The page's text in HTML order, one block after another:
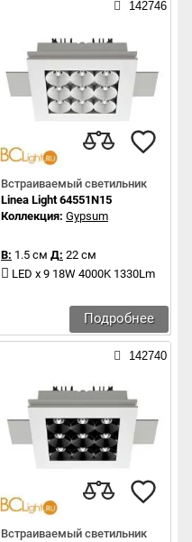
142746
Встраиваемый светильник
Linea Light 64551N15
Коллекция: Gypsum
В: 1.5 см Д: 22 см
LED x 9 18W 4000K 1330Lm
Подробнее
142740
Встраиваемый светильник